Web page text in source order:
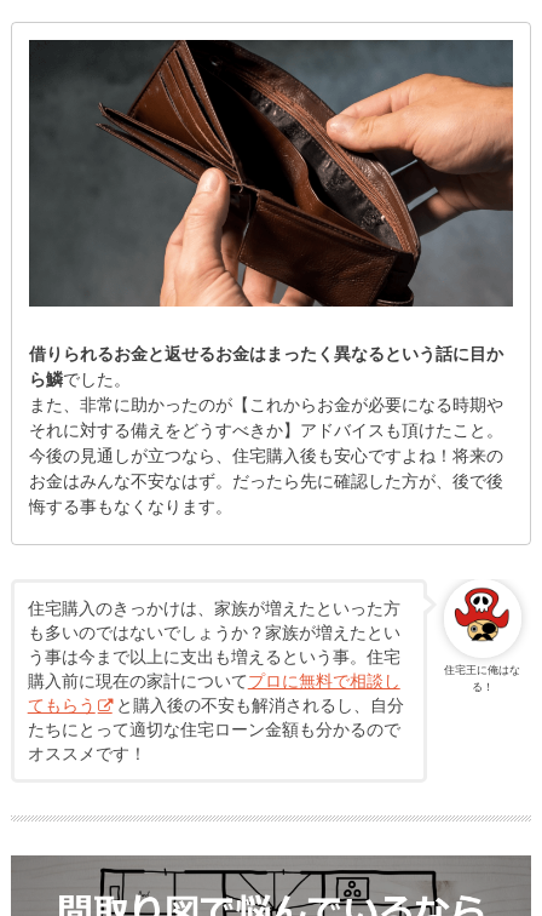
借りられるお金と返せるお金はまったく異なるという話に目か
ら鱗でした。
また、非常に助かったのが【これからお金が必要になる時期や
それに対する備えをどうすべきか】アドバイスも頂けたこと。
今後の見通しが立つなら、住宅購入後も安心ですよね！将来の
お金はみんな不安なはず。だったら先に確認した方が、後で後
悔する事もなくなります。
住宅王に俺はな
る！
住宅購入のきっかけは、家族が増えたといった方
も多いのではないでしょうか？家族が増えたとい
う事は今まで以上に支出も増えるという事。住宅
購入前に現在の家計についてプロに無料で相談し
てもらう
と購入後の不安も解消されるし、自分
たちにとって適切な住宅ローン金額も分かるので
オススメです！